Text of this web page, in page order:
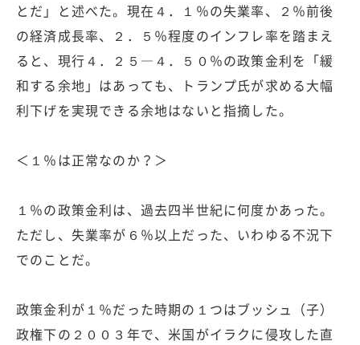
とだ」と述べた。現在４．１％の失業率、２％前後
の経済成長率、２．５％程度のインフレ率を踏まえ
ると、現行４．２５―４．５０％の政策金利を「緩
和する余地」はあっても、トランプ氏が求める大幅
利下げを実現できる余地はないと指摘した。
＜１％は正常なのか？＞
１％の政策金利は、過去四半世紀に何度かあった。
ただし、失業率が６％以上だった、いわゆる不況下
でのことだ。
政策金利が１％だった時期の１つはブッシュ（子）
政権下の２００３年で、米国がイラクに侵攻した直